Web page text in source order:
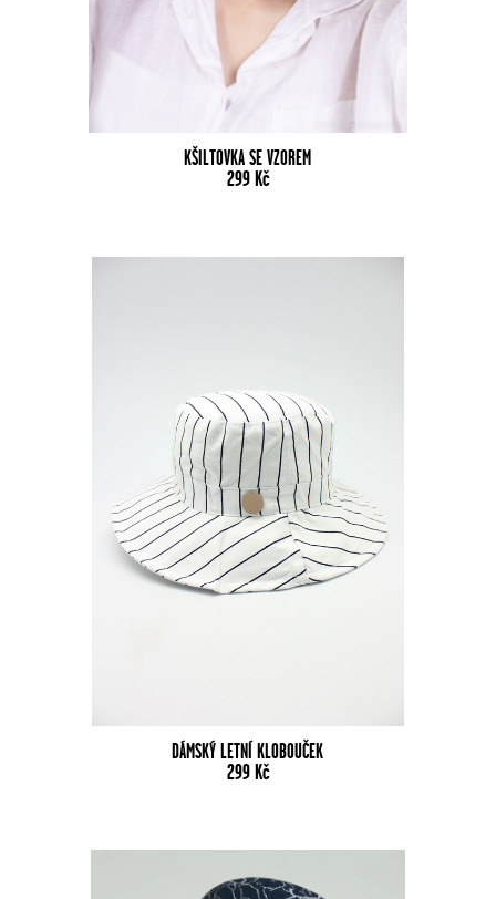
KŠILTOVKA SE VZOREM
299Kč
DÁMSKÝ LETNÍ KLOBOUČEK
299Kč